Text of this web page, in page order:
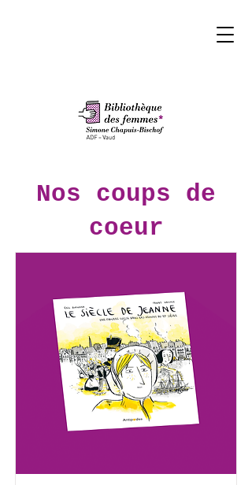
Nos coups de
coeur